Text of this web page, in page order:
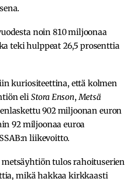
noin 810 miljoonaa
teki hulppeat 26,5 prosenttia
kuriositeettina, että kolmen
eli Stora Enson, Metsä
902 miljoonan euron
92 miljoonaa euroa
liikevoitto.
tulos rahoituserien
mikä hakkaa kirkkaasti